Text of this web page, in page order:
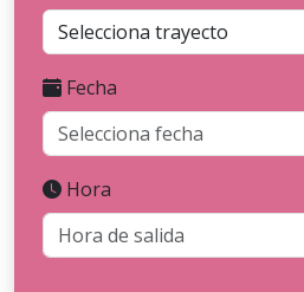
Fecha
Hora